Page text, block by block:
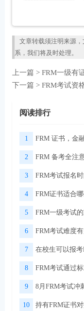
文章转载须注明来源
系，我们将及时处理。
上一篇 > FRM一级有
下一篇 > FRM考试资
阅读排行
1 FRM 证书，金
2 FRM 备考全注
3 FRM考试报名
4 FRM证书适合
5 FRM一级考试
6 FRM考试难度
7 在校生可以报考
8 FRM考试通过
9 8月FRM考试冲
10 持有FRM证书